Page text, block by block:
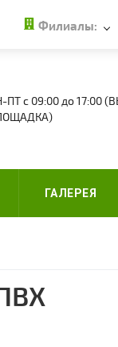
Филиалы:
ПТ с 09:00 до 17:00
ГАЛЕРЕЯ